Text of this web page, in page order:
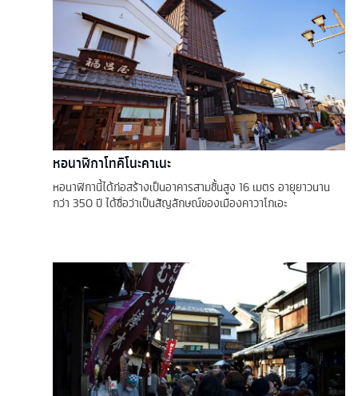
หอนาฬิกาโทคิโนะคาเนะ
หอนาฬิกานี้ได้ก่อสร้างเป็นอาคารสามชั้นสูง 16 เมตร อายุยาวนาน
กว่า 350 ปี ได้ชื่อว่าเป็นสัญลักษณ์ของเมืองคาวาโกเอะ